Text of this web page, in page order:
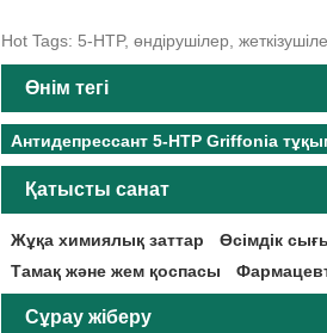
Hot Tags: 5-HTP, өндірушілер,
Өнім тегі
Антидепрессант 5-HTP Griffonia
Қатысты санат
Жұқа химиялық заттар Өсімдік
Тамақ және жем қоспасы
Сұрау жіберу